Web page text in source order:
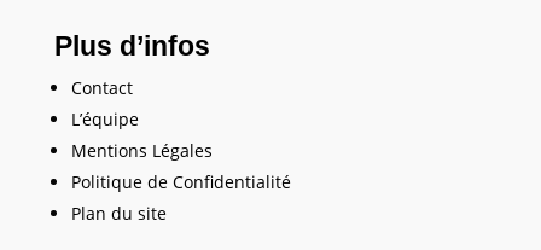
Plus d’infos
Contact
L’équipe
Mentions Légales
Politique de Confidentialité
Plan du site